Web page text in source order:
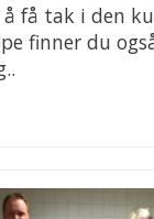
få tak i den
finner du